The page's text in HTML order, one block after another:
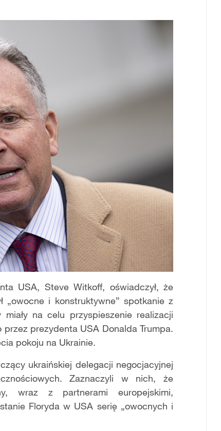
USA, Steve Witkoff, oświadczył, że
„owocne i konstruktywne” spotkanie z
na celu przyspieszenie realizacji
prezydenta USA Donalda Trumpa.
pokoju na Ukrainie.
ukraińskiej delegacji negocjacyjnej
Zaznaczyli w nich, że
wraz z partnerami europejskimi,
Floryda w USA serię „owocnych i